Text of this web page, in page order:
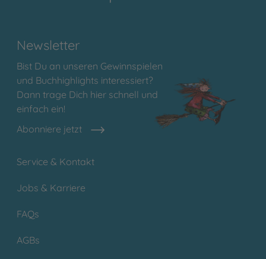
Newsletter
Bist Du an unseren Gewinnspielen
und Buchhighlights interessiert?
Dann trage Dich hier schnell und
einfach ein!
Abonniere jetzt
Service & Kontakt
Jobs & Karriere
FAQs
AGBs